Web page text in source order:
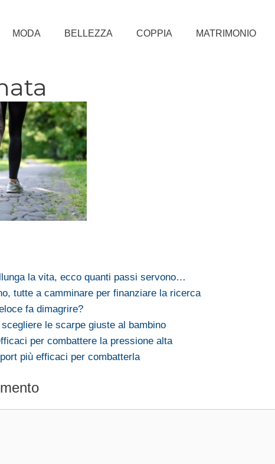
MODA BELLEZZA COPPIA MATRIMONIO
la vita, ecco quanti passi servono…
tutte a camminare per finanziare la ricerca
fa dimagrire?
le scarpe giuste al bambino
per combattere la pressione alta
più efficaci per combatterla